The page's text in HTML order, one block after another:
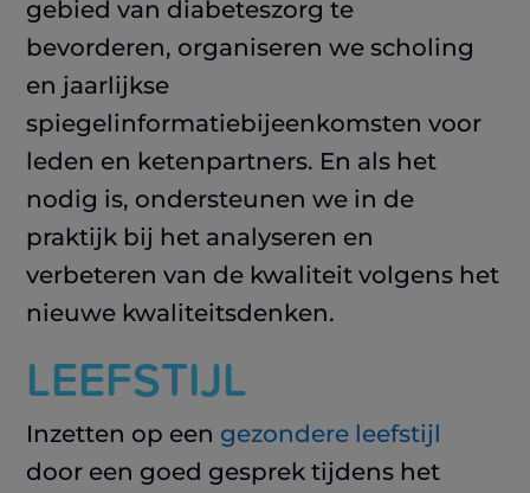
gebied van diabeteszorg te
bevorderen, organiseren we scholing
en jaarlijkse
spiegelinformatiebijeenkomsten voor
leden en ketenpartners. En als het
nodig is, ondersteunen we in de
praktijk bij het analyseren en
verbeteren van de kwaliteit volgens het
nieuwe kwaliteitsdenken.
LEEFSTIJL
Inzetten op een gezondere leefstijl
door een goed gesprek tijdens het